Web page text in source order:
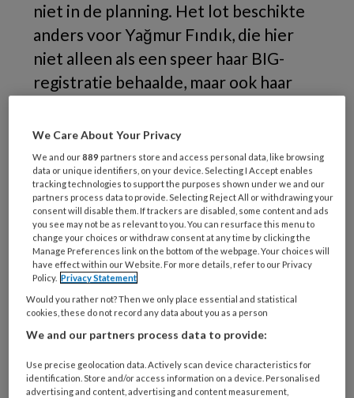
niet in de planning. Het lot beschikte
anders voorYağmur Fındık, die hier
niet alleen als een speer haar BIG-
registratie behaalde, maar ook haar
PREMIUM
We Care About Your Privacy
We and our889 partners store and access personal data, like browsing
data or unique identifiers, on your device. Selecting I Accept enables
tracking technologies to support the purposes shown under we and our
partners process data to provide. Selecting Reject All or withdrawing your
consent will disable them. If trackers are disabled, some content and ads
you see may not be as relevant to you. You can resurface this menu to
change your choices or withdraw consent at any time by clicking the
Manage Preferences link on the bottom of the webpage. Your choices will
have effect within our Website. For more details, refer to our Privacy
Policy. Privacy Statement
Would you rather not? Then we only place essential and statistical
cookies, these do not record any data about you as a person
We and our partners process data to provide:
Use precise geolocation data. Actively scan device characteristics for
identification. Store and/or access information on a device. Personalised
advertising and content, advertising and content measurement,